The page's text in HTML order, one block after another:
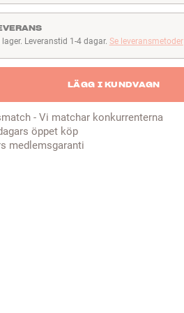
lager. Leveranstid 1-4 dagar
I lager. Leveranstid 1-4 dagar. Se leveransmetoder
LÄGG I KUNDVAGN
- Vi matchar konkurrenterna
öppet köp
medlemsgaranti